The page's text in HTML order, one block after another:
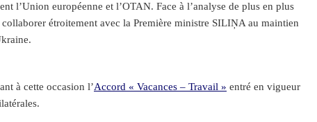
l’Union européenne et l’OTAN. Face à l’analyse de plus en plus
étroitement avec la Première ministre SILIŅA au maintien
à cette occasion l’Accord « Vacances – Travail » entré en vigueur